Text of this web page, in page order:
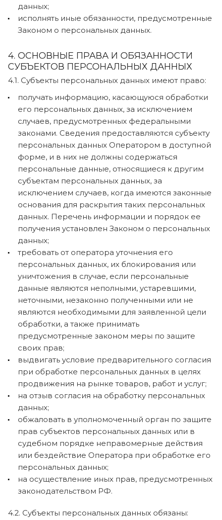
данных;
исполнять иные обязанности, предусмотренные
Законом о персональных данных.
4. ОСНОВНЫЕ ПРАВА И ОБЯЗАННОСТИ
СУБЪЕКТОВ ПЕРСОНАЛЬНЫХ ДАННЫХ
4.1. Субъекты персональных данных имеют право:
получать информацию, касающуюся обработки
его персональных данных, за исключением
случаев, предусмотренных федеральными
законами. Сведения предоставляются субъекту
персональных данных Оператором в доступной
форме, и в них не должны содержаться
персональные данные, относящиеся к другим
субъектам персональных данных, за
исключением случаев, когда имеются законные
основания для раскрытия таких персональных
данных. Перечень информации и порядок ее
получения установлен Законом о персональных
данных;
требовать от оператора уточнения его
персональных данных, их блокирования или
уничтожения в случае, если персональные
данные являются неполными, устаревшими,
неточными, незаконно полученными или не
являются необходимыми для заявленной цели
обработки, а также принимать
предусмотренные законом меры по защите
своих прав;
выдвигать условие предварительного согласия
при обработке персональных данных в целях
продвижения на рынке товаров, работ и услуг;
на отзыв согласия на обработку персональных
данных;
обжаловать в уполномоченный орган по защите
прав субъектов персональных данных или в
судебном порядке неправомерные действия
или бездействие Оператора при обработке его
персональных данных;
на осуществление иных прав, предусмотренных
законодательством РФ.
4.2. Субъекты персональных данных обязаны: